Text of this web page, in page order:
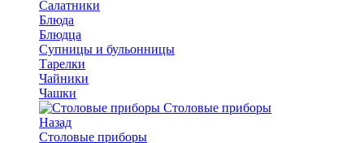
Салатники
Блюда
Блюдца
Супницы и бульонницы
Тарелки
Чайники
Чашки
Cтоловые приборы
Назад
Cтоловые приборы